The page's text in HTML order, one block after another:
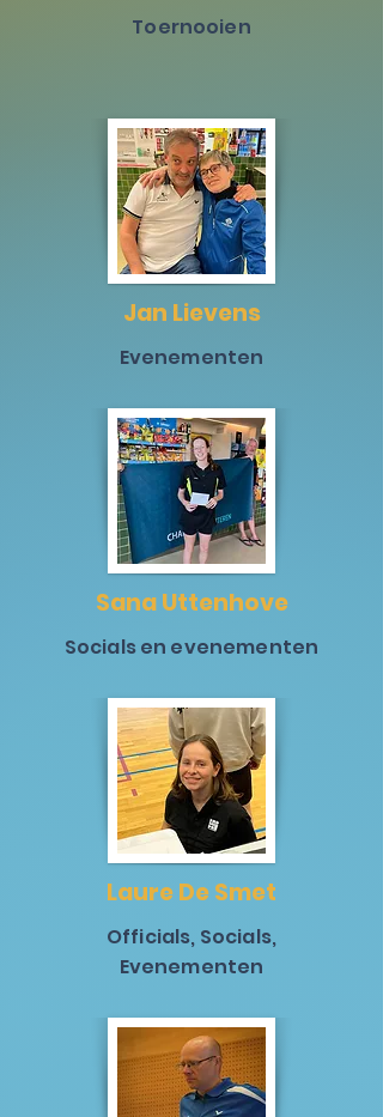
Toernooien
Jan Lievens
Evenementen
Sana Uttenhove
Socials en evenementen
Laure De Smet
Officials, Socials,
Evenementen